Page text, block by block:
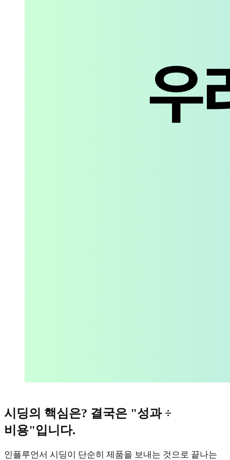
시딩의 핵심은? 결국은 "성과 ÷
비용"입니다.
인플루언서 시딩이 단순히 제품을 보내는 것으로 끝나는